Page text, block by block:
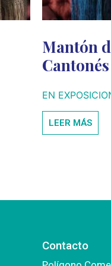
Mantón
EN
LEER MÁS
Contacto